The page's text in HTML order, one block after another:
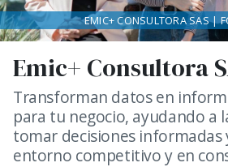
Emic+ Consultora
Transforman datos en
para tu negocio, ayudando a
tomar decisiones informadas
entorno competitivo y en
EMIC+ CONSULTORA SAS |